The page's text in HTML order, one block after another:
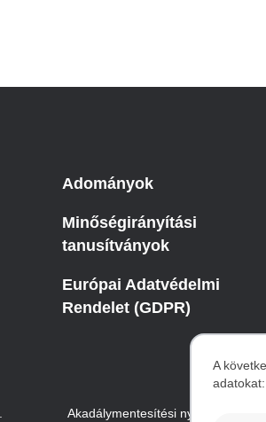
Adományok
Minőségirányítási
tanusítványok
Európai Adatvédelmi
Rendelet (GDPR)
Akadálymentesítési nyilatkozat
A
adatokat: